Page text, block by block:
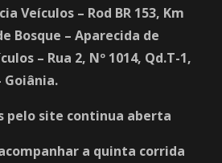
Veículos – Rod BR 153, Km
Bosque – Aparecida de
– Rua 2, Nº 1014, Qd.T-1,
Goiânia.
pelo site continua aberta
a quinta corrida